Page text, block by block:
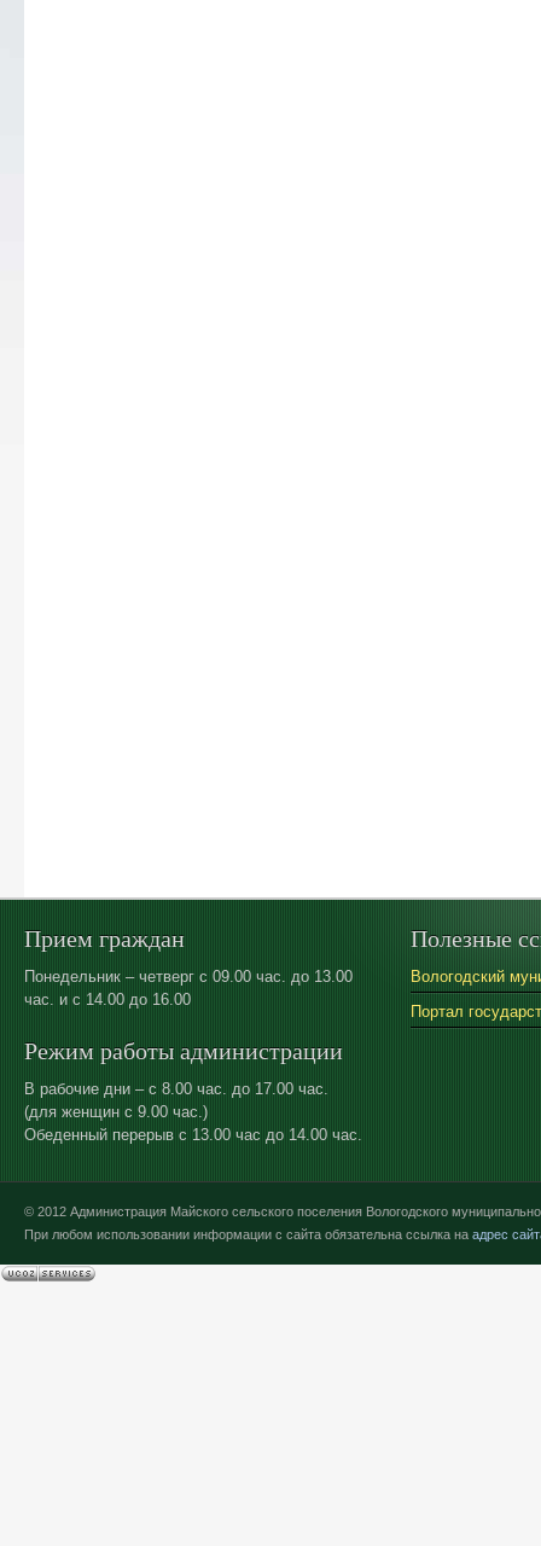
Прием граждан
Понедельник – четверг с 09.00 час. до 13.00
час. и с 14.00 до 16.00
Режим работы администрации
В рабочие дни – с 8.00 час. до 17.00 час.
(для женщин с 9.00 час.)
Обеденный перерыв с 13.00 час до 14.00 час.
Полезные
Вологодский
Портал
© 2012 Администрация Майского сельского поселения Вологодского
При любом использовании информации с сайта обязательна ссылка на адрес